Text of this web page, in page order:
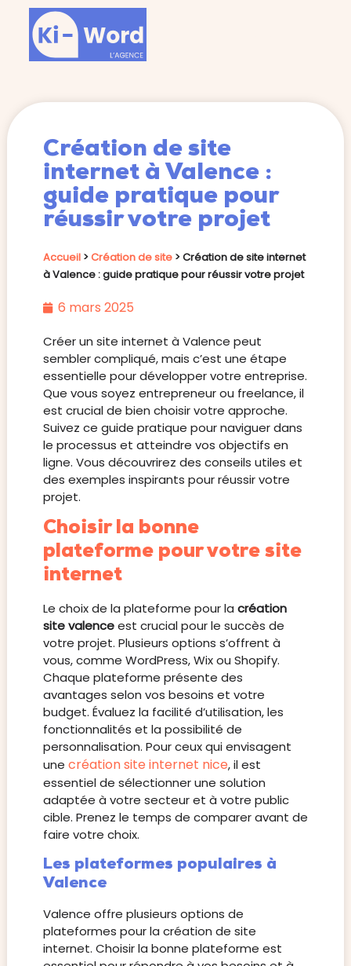
Création de site
internet à Valence :
guide pratique pour
réussir votre projet
Accueil>Création de site>Création de site internet
à Valence : guide pratique pour réussir votre projet
6 mars 2025
Créer un site internet à Valence peut
sembler compliqué, mais c’est une étape
essentielle pour développer votre entreprise.
Que vous soyez entrepreneur ou freelance, il
est crucial de bien choisir votre approche.
Suivez ce guide pratique pour naviguer dans
le processus et atteindre vos objectifs en
ligne. Vous découvrirez des conseils utiles et
des exemples inspirants pour réussir votre
projet.
Choisir la bonne
plateforme pour votre site
internet
Le choix de la plateforme pour la création
site valenceest crucial pour le succès de
votre projet. Plusieurs options s’offrent à
vous, comme WordPress, Wix ou Shopify.
Chaque plateforme présente des
avantages selon vos besoins et votre
budget. Évaluez la facilité d’utilisation, les
fonctionnalités et la possibilité de
personnalisation. Pour ceux qui envisagent
une création site internet nice, il est
essentiel de sélectionner une solution
adaptée à votre secteur et à votre public
cible. Prenez le temps de comparer avant de
faire votre choix.
Les plateformes populaires à
Valence
Valence offre plusieurs options de
plateformes pour la création de site
internet. Choisir la bonne plateforme est